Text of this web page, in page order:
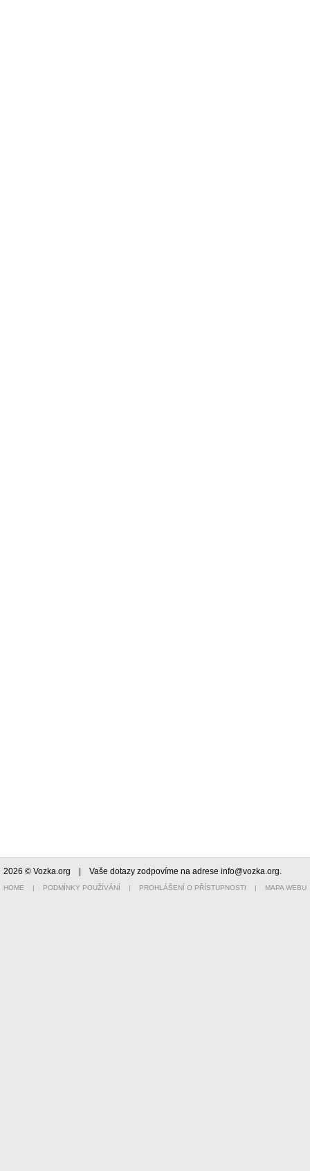
2026 © Vozka.org | Vaše dotazy zodpovíme na adrese info@vozka.org.
HOME | PODMÍNKY POUŽÍVÁNÍ | PROHLÁŠENÍ O PŘÍSTUPNOSTI | MAPA WEBU